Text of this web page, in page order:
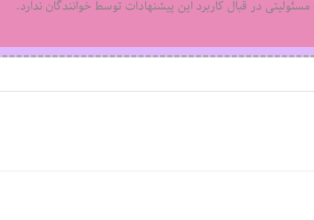
در قبال کاربرد این پیشنهادات توسط خوانندگان ندارد.